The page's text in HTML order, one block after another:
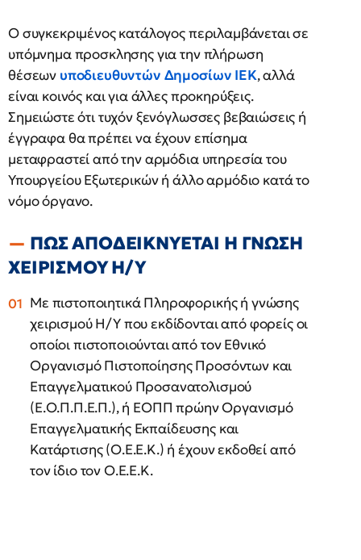
Ο συγκεκριμένος κατάλογος περιλαμβάνεται σε
υπόμνημα προσκλησης για την πλήρωση
θέσεων υποδιευθυντών Δημοσίων ΙΕΚ, αλλά
είναι κοινός και για άλλες προκηρύξεις.
Σημειώστε ότι τυχόν ξενόγλωσσες βεβαιώσεις ή
έγγραφα θα πρέπει να έχουν επίσημα
μεταφραστεί από την αρμόδια υπηρεσία του
Υπουργείου Εξωτερικών ή άλλο αρμόδιο κατά το
νόμο όργανο.
ΠΩΣ ΑΠΟΔΕΙΚΝΥΕΤΑΙ Η ΓΝΩΣΗ
ΧΕΙΡΙΣΜΟΥ Η/Υ
Με πιστοποιητικά Πληροφορικής ή γνώσης
χειρισμού Η/Υ που εκδίδονται από φορείς οι
οποίοι πιστοποιούνται από τον Εθνικό
Οργανισμό Πιστοποίησης Προσόντων και
Επαγγελματικού Προσανατολισμού
(Ε.Ο.Π.Π.Ε.Π.), ή ΕΟΠΠ πρώην Οργανισμό
Επαγγελματικής Εκπαίδευσης και
Κατάρτισης (Ο.Ε.Ε.Κ.) ή έχουν εκδοθεί από
τον ίδιο τον Ο.Ε.Ε.Κ.